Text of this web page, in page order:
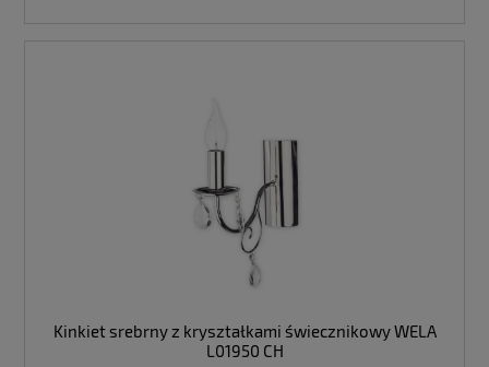
Kinkiet srebrny z kryształkami świecznikowy WELA
L01950 CH